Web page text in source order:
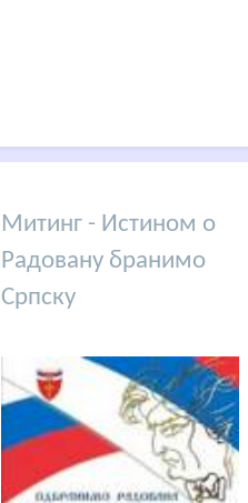
Митинг - Истином о
Радовану бранимо
Српску